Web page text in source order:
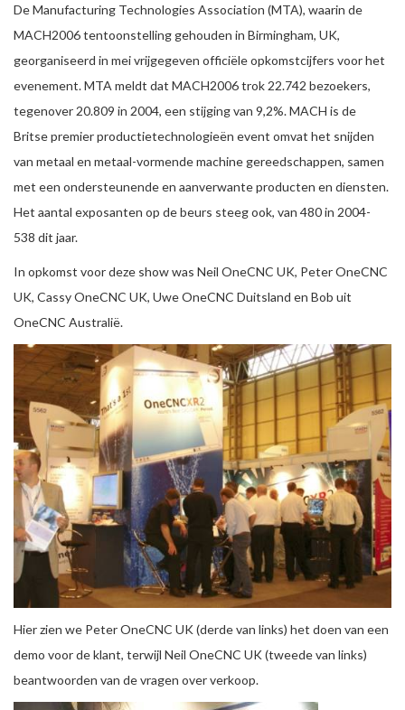
De Manufacturing Technologies Association (MTA), waarin de
MACH2006 tentoonstelling gehouden in Birmingham, UK,
georganiseerd in mei vrijgegeven officiële opkomstcijfers voor het
evenement. MTA meldt dat MACH2006 trok 22.742 bezoekers,
tegenover 20.809 in 2004, een stijging van 9,2%. MACH is de
Britse premier productietechnologieën event omvat het snijden
van metaal en metaal-vormende machine gereedschappen, samen
met een ondersteunende en aanverwante producten en diensten.
Het aantal exposanten op de beurs steeg ook, van 480 in 2004-
538 dit jaar.
In opkomst voor deze show was Neil OneCNC UK, Peter OneCNC
UK, Cassy OneCNC UK, Uwe OneCNC Duitsland en Bob uit
OneCNC Australië.
Hier zien we Peter OneCNC UK (derde van links) het doen van een
demo voor de klant, terwijl Neil OneCNC UK (tweede van links)
beantwoorden van de vragen over verkoop.